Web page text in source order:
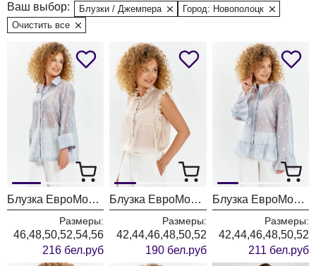
Ваш выбор: Блузки / Джемпера
Город: Новополоцк
Очистить все
Блузка ЕвроМода 762 голубой
Размеры:
46,48,50,52,54,56
216 бел.руб
Блузка ЕвроМода 754 золотисто-бежевый
Размеры:
42,44,46,48,50,52
190 бел.руб
Блузка ЕвроМода 745 дымчато-голубой
Размеры:
42,44,46,48,50,52
211 бел.руб